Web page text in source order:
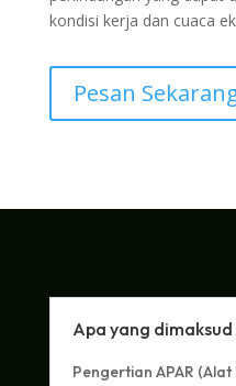
kondisi kerja dan cuaca
Pesan
Apa yang dimaksud
Pengertian APAR